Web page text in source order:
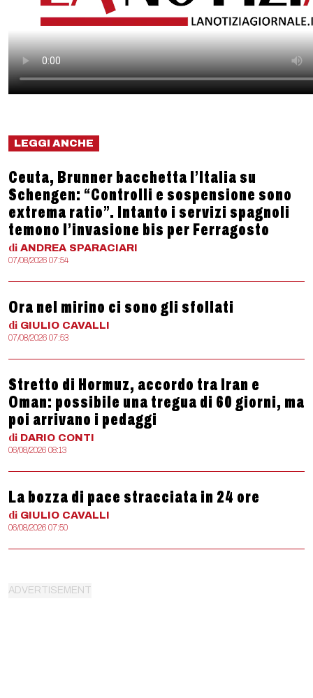
LEGGI ANCHE
Ceuta, Brunner bacchetta l’Italia su
Schengen: “Controlli e sospensione sono
extrema ratio”. Intanto i servizi spagnoli
temono l’invasione bis per Ferragosto
di ANDREA SPARACIARI
07/08/2026 07:54
Ora nel mirino ci sono gli sfollati
di GIULIO CAVALLI
07/08/2026 07:53
Stretto di Hormuz, accordo tra Iran e
Oman: possibile una tregua di 60 giorni, ma
poi arrivano i pedaggi
di DARIO CONTI
06/08/2026 08:13
La bozza di pace stracciata in 24 ore
di GIULIO CAVALLI
06/08/2026 07:50